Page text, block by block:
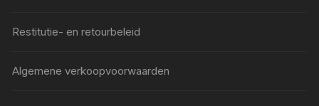
Restitutie- en retourbeleid
Algemene verkoopvoorwaarden